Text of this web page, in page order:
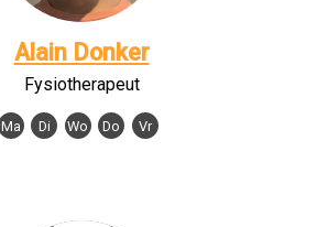
Alain Donker
Fysiotherapeut
Ma Di Wo Do Vr